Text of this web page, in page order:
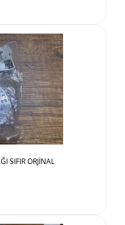
SIFIR ORJİNAL